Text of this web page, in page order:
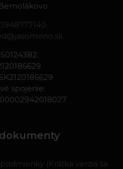
spojenie:
(Krátka verzia sa